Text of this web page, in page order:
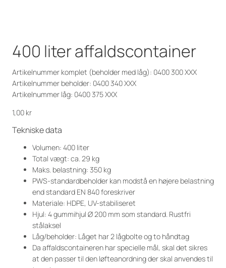
400 liter affaldscontainer
Artikelnummer komplet (beholder med låg): 0400 300 XXX
Artikelnummer beholder: 0400 340 XXX
Artikelnummer låg: 0400 375 XXX
1,00 kr
Tekniske data
Volumen: 400 liter
Total vægt: ca. 29 kg
Maks. belastning: 350 kg
PWS-standardbeholder kan modstå en højere belastning
end standard EN 840 foreskriver
Materiale: HDPE, UV-stabiliseret
Hjul: 4 gummihjul Ø 200 mm som standard. Rustfri
stålaksel
Låg/beholder: Låget har 2 lågbolte og to håndtag
Da affaldscontaineren har specielle mål, skal det sikres
at den passer til den løfteanordning der skal anvendes til